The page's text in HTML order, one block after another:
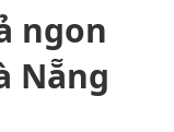
ngon
Nẵng